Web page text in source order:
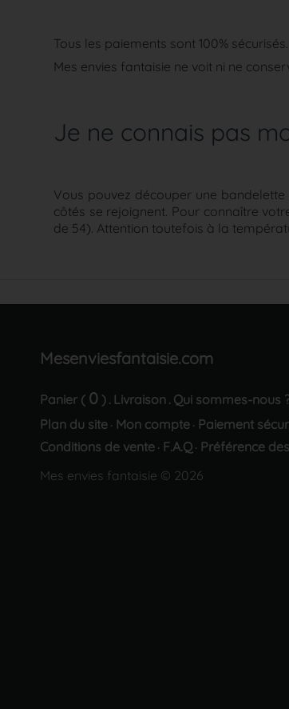
Tous les paiements sont 100% sécurisés.
Mes envies fantaisie ne voit ni ne
Je ne connais pas
Vous pouvez découper une
côtés se rejoignent. Pour connaître
de 54). Attention toutefois à la
Mesenviesfantaisie.com
Panier ( 0 ) . Livraison . Qui sommes-nous
Plan du site · Mon compte · Paiement
Conditions de vente · F.A.Q · Préférence
Mes envies fantaisie © 2026